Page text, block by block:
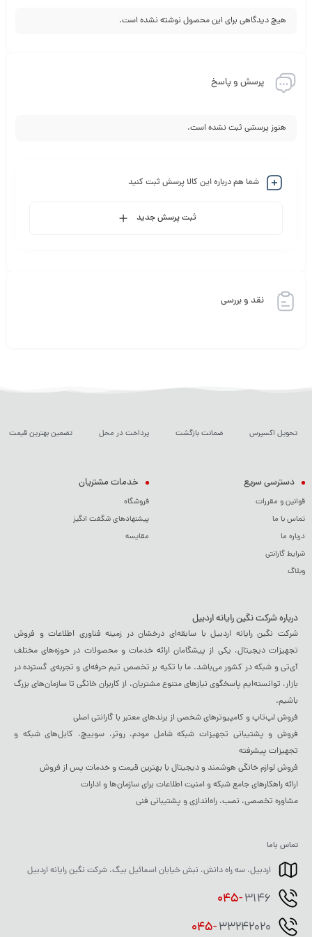
هیچ دیدگاهی برای این محصول نوشته نشده است.
پرسش و پاسخ
هنوز پرسشی ثبت نشده است.
شما هم درباره این کالا پرسش ثبت کنید
ثبت پرسش جدید
نقد و بررسی
تحویل اکسپرس ضمانت بازگشت پرداخت در محل تضمین بهترین قیمت
دسترسی سریع
قوانین و مقررات
تماس با ما
درباره ما
شرایط گارانتی
وبلاگ
خدمات مشتریان
فروشگاه
پیشنهادهای شگفت انگیز
مقایسه
درباره شرکت نگین رایانه اردبیل
شرکت نگین رایانه اردبیل با سابقه‌ای درخشان در زمینه فناوری اطلاعات و فروش
تجهیزات دیجیتال، یکی از پیشگامان ارائه خدمات و محصولات در حوزه‌های مختلف
آی‌تی و شبکه در کشور می‌باشد. ما با تکیه بر تخصص تیم حرفه‌ای و تجربه‌ی گسترده در
بازار، توانسته‌ایم پاسخگوی نیازهای متنوع مشتریان، از کاربران خانگی تا سازمان‌های بزرگ
باشیم.
فروش لپ‌تاپ و کامپیوترهای شخصی از برندهای معتبر با گارانتی اصلی
فروش و پشتیبانی تجهیزات شبکه شامل مودم، روتر، سوییچ، کابل‌های شبکه و
تجهیزات پیشرفته
فروش لوازم خانگی هوشمند و دیجیتال با بهترین قیمت و خدمات پس از فروش
ارائه راهکارهای جامع شبکه و امنیت اطلاعات برای سازمان‌ها و ادارات
مشاوره تخصصی، نصب، راه‌اندازی و پشتیبانی فنی
تماس باما
اردبیل، سه راه دانش، نبش خیابان اسمائیل بیگ، شرکت نگین رایانه اردبیل
045-3146
045-33242020